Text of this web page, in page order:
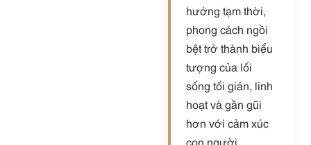
hướng tạm thời,
phong cách ngồi
bệt trở thành biểu
tượng của lối
sống tối giản, linh
hoạt và gần gũi
hơn với cảm xúc
con người.